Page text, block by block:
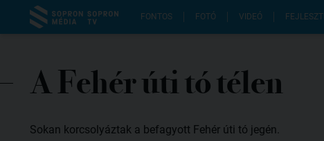
FONTOS FOTÓ VIDEÓ
A Fehér úti tó télen
Sokan korcsolyáztak a befagyott Fehér úti tó jegén.